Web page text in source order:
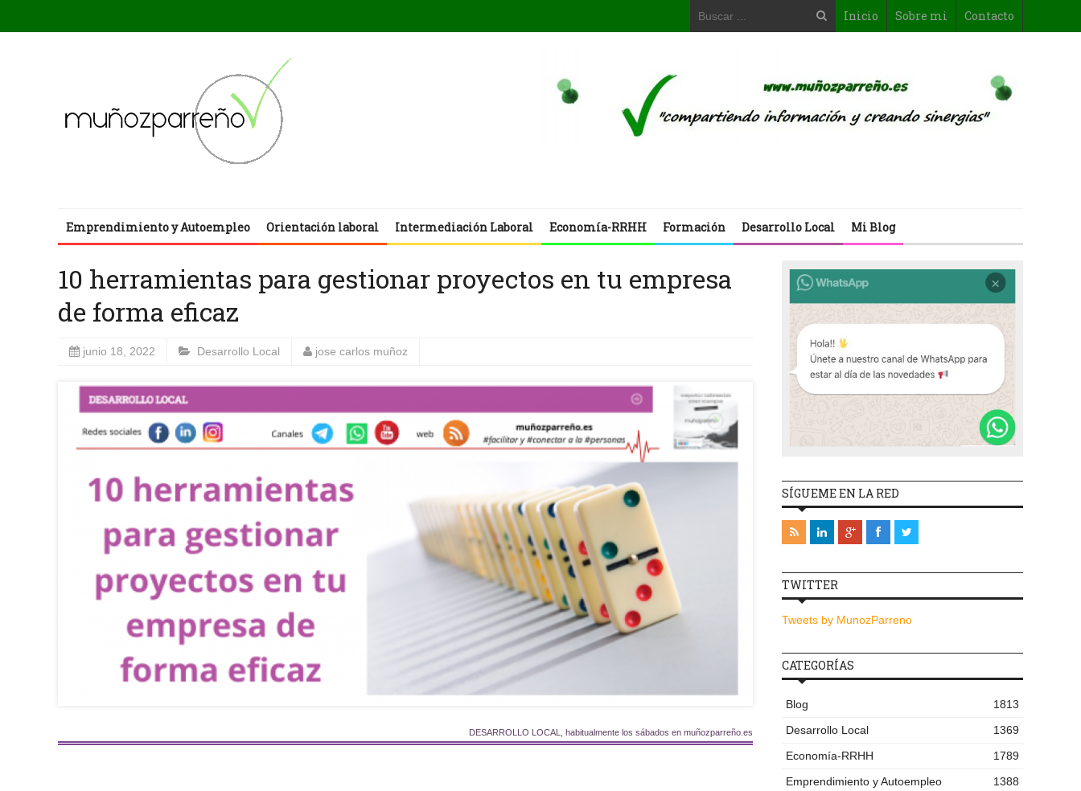
Inicio Sobre mi Contacto
Emprendimiento y Autoempleo Orientación laboral Intermediación Laboral Economía-RRHH Formación Desarrollo Local Mi Blog
10 herramientas para gestionar proyectos en tu empresa
de forma eficaz
junio 18, 2022 Desarrollo Local jose carlos muñoz
DESARROLLO LOCAL, habitualmente los sábados en muñozparreño.es
SÍGUEME EN LA RED
TWITTER
Tweets by MunozParreno
CATEGORÍAS
Blog
1813
Desarrollo Local
1369
Economía-RRHH
1789
Emprendimiento y Autoempleo
1388